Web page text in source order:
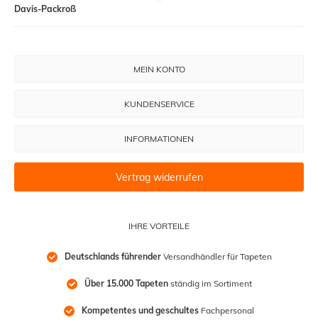
Davis-Packroß
IHRE VORTEILE
Deutschlands führender Versandhändler für Tapeten
Über 15.000 Tapeten ständig im Sortiment
Kompetentes und geschultes Fachpersonal
MEIN KONTO
KUNDENSERVICE
INFORMATIONEN
Vertrag widerrufen